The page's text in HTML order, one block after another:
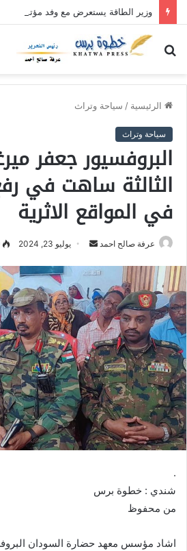
الرئيسية / سياحة وتراث
سياحة وتراث
البروفسيور جعفر
الثالثة ساهت في
في المواقع الاثرية
عرفة صالح احمد
س
ل
ب
ر
ي
د
ا
إ
ل
ت
يوليو 23, 2024
.
شندي : خطوة برس
من محفوظ
اشاد مؤسس معهد حضارة السودان